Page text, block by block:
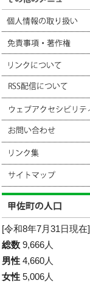
[令和8年7月31日現在]
総数 9,666人
男性 4,660人
女性 5,006人